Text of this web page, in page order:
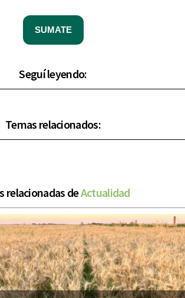
SUMATE
Seguí leyendo:
Temas relacionados:
relacionadas deActualidad